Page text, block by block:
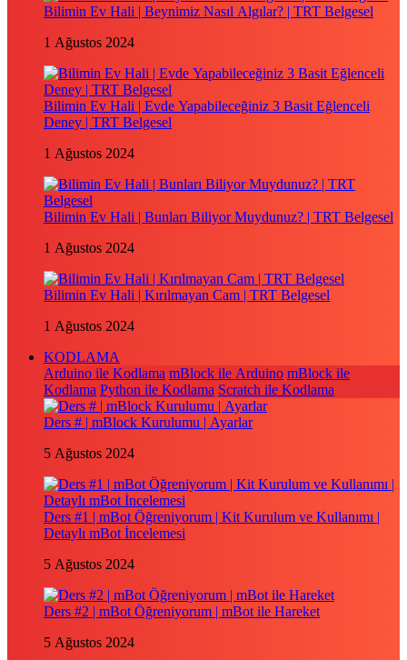
Bilimin Ev Hali | Beynimiz Nasıl Algılar? | TRT Belgesel
1 Ağustos 2024
Bilimin Ev Hali | Evde Yapabileceğiniz 3 Basit Eğlenceli
Deney | TRT Belgesel
1 Ağustos 2024
Bilimin Ev Hali | Bunları Biliyor Muydunuz? | TRT Belgesel
1 Ağustos 2024
Bilimin Ev Hali | Kırılmayan Cam | TRT Belgesel
1 Ağustos 2024
KODLAMA
Arduino ile Kodlama mBlock ile Arduino mBlock ile
Kodlama Python ile Kodlama Scratch ile Kodlama
Ders # | mBlock Kurulumu | Ayarlar
5 Ağustos 2024
Ders #1 | mBot Öğreniyorum | Kit Kurulum ve Kullanımı |
Detaylı mBot İncelemesi
5 Ağustos 2024
Ders #2 | mBot Öğreniyorum | mBot ile Hareket
5 Ağustos 2024